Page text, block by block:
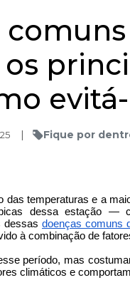
Fique por
das temperaturas e a
dessa estação —
dessas doenças comuns
à combinação de
período, mas
climáticos e